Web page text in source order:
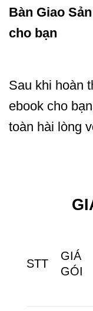
Bàn Giao
cho bạn
Sau khi hoàn
ebook cho
toàn hài lòng
STT
GIÁ
GÓI